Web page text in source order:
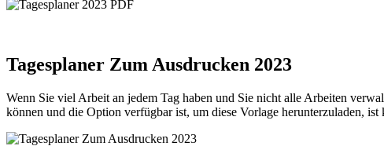
Tagesplaner Zum Ausdrucken 2023
Wenn Sie viel Arbeit an jedem Tag haben und Sie nicht alle Arbeiten
können und die Option verfügbar ist, um diese Vorlage herunterzuladen, ist